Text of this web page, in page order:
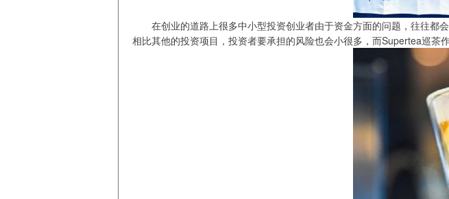
在创业的道路上很多中小型投资创业者由于资金方面的问题，往往都
相比其他的投资项目，投资者要承担的风险也会小很多，而Supertea巡茶